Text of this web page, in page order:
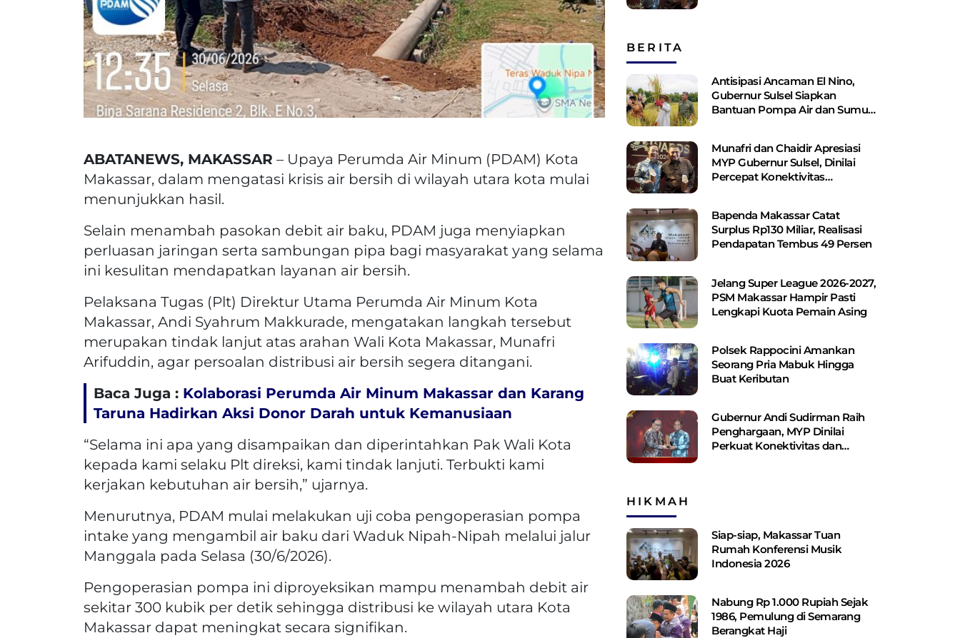
ABATANEWS, MAKASSAR – Upaya Perumda Air Minum (PDAM) Kota
Makassar, dalam mengatasi krisis air bersih di wilayah utara kota mulai
menunjukkan hasil.
Selain menambah pasokan debit air baku, PDAM juga menyiapkan
perluasan jaringan serta sambungan pipa bagi masyarakat yang selama
ini kesulitan mendapatkan layanan air bersih.
Pelaksana Tugas (Plt) Direktur Utama Perumda Air Minum Kota
Makassar, Andi Syahrum Makkurade, mengatakan langkah tersebut
merupakan tindak lanjut atas arahan Wali Kota Makassar, Munafri
Arifuddin, agar persoalan distribusi air bersih segera ditangani.
Baca Juga : Kolaborasi Perumda Air Minum Makassar dan Karang
Taruna Hadirkan Aksi Donor Darah untuk Kemanusiaan
“Selama ini apa yang disampaikan dan diperintahkan Pak Wali Kota
kepada kami selaku Plt direksi, kami tindak lanjuti. Terbukti kami
kerjakan kebutuhan air bersih,” ujarnya.
Menurutnya, PDAM mulai melakukan uji coba pengoperasian pompa
intake yang mengambil air baku dari Waduk Nipah-Nipah melalui jalur
Manggala pada Selasa (30/6/2026).
Pengoperasian pompa ini diproyeksikan mampu menambah debit air
sekitar 300 kubik per detik sehingga distribusi ke wilayah utara Kota
Makassar dapat meningkat secara signifikan.
BERITA
Antisipasi Ancaman El Nino,
Gubernur Sulsel Siapkan
Bantuan Pompa Air dan Sumur
Munafri dan Chaidir Apresiasi
MYP Gubernur Sulsel, Dinilai
Percepat Konektivitas
Bapenda Makassar Catat
Surplus Rp130 ​​Miliar, Realisasi
Pendapatan Tembus 49 Persen
Jelang Super League 2026-2027,
PSM Makassar Hampir Pasti
Lengkapi Kuota Pemain Asing
Polsek Rappocini Amankan
Seorang Pria Mabuk Hingga
Buat Keributan
Gubernur Andi Sudirman Raih
Penghargaan, MYP Dinilai
Perkuat Konektivitas dan
HIKMAH
Siap-siap, Makassar Tuan
Rumah Konferensi Musik
Indonesia 2026
Nabung Rp 1.000 Rupiah Sejak
1986, Pemulung di Semarang
Berangkat Haji